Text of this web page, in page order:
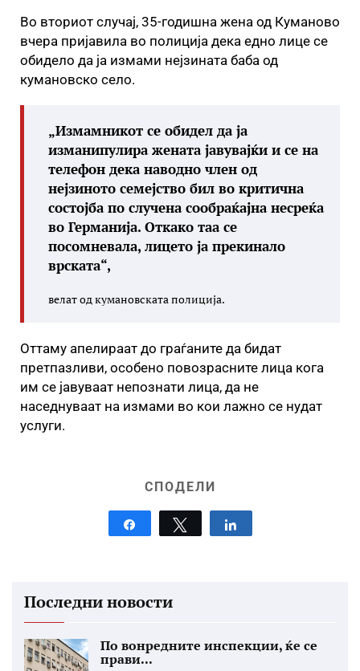
Во вториот случај, 35-годишна жена од Куманово
вчера пријавила во полиција дека едно лице се
обидело да ја измами нејзината баба од
кумановско село.
„Измамникот се обидел да ја
изманипулира жената јавувајќи и се на
телефон дека наводно член од
нејзиното семејство бил во критична
состојба по случена сообраќајна несреќа
во Германија. Откако таа се
посомневала, лицето ја прекинало
врската“,
велат од кумановската полиција.
Оттаму апелираат до граѓаните да бидат
претпазливи, особено повозрасните лица кога
им се јавуваат непознати лица, да не
наседнуваат на измами во кои лажно се нудат
услуги.
СПОДЕЛИ
Tweet
Последни новости
По вонредните инспекции, ќе се
прави...